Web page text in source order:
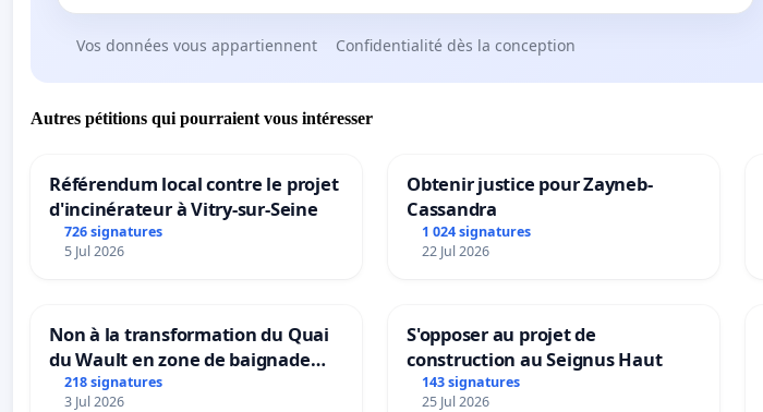
Vos données vous appartiennent Confidentialité dès la conception
Autres pétitions qui pourraient vous intéresser
Référendum local contre le projet
d'incinérateur à Vitry-sur-Seine
726 signatures
5 Jul 2026
Obtenir justice pour Zayneb-
Cassandra
1 024 signatures
22 Jul 2026
Non à la transformation du Quai
du Wault en zone de baignade
urbaine
218 signatures
3 Jul 2026
S'opposer au projet de
construction au Seignus Haut
143 signatures
25 Jul 2026